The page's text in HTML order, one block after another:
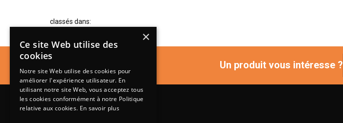
classés dans:
Un produit vous intéresse ?
×
Ce site Web utilise des
cookies
Notre site Web utilise des cookies pour
améliorer l'expérience utilisateur. En
utilisant notre site Web, vous acceptez tous
les cookies conformément à notre Politique
relative aux cookies. En savoir plus